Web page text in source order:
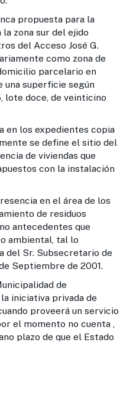
para la
zona sur del ejido
del Acceso José G.
como zona de
parcelario en
una superficie según
lote doce, de veinticino
copia
se define el sitio del
de viviendas que
con la instalación
el área de los
de residuos
antecedentes que
ambiental, tal lo
del Sr. Subsecretario de
Septiembre de 2001.
de
iniciativa privada de
proveerá un servicio
el momento no cuenta ,
plazo de que el Estado